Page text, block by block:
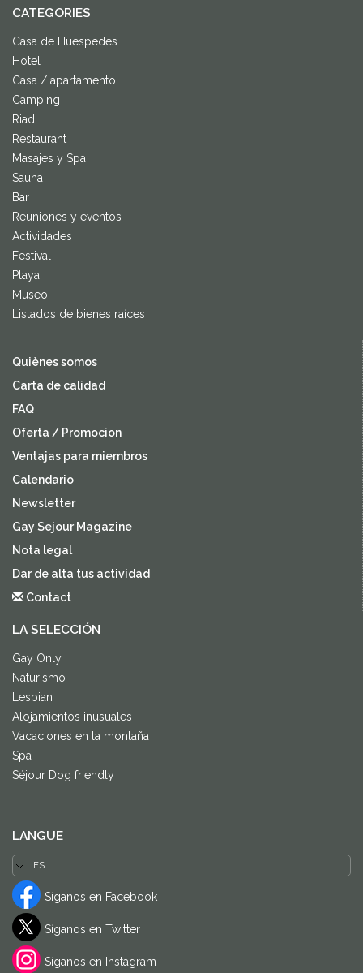
CATEGORIES
Casa de Huespedes
Hotel
Casa / apartamento
Camping
Riad
Restaurant
Masajes y Spa
Sauna
Bar
Reuniones y eventos
Actividades
Festival
Playa
Museo
Listados de bienes raíces
Quiènes somos
Carta de calidad
FAQ
Oferta / Promocion
Ventajas para miembros
Calendario
Newsletter
Gay Sejour Magazine
Nota legal
Dar de alta tus actividad
Contact
LA SELECCIÓN
Gay Only
Naturismo
Lesbian
Alojamientos inusuales
Vacaciones en la montaña
Spa
Séjour Dog friendly
LANGUE
Síganos en Facebook
Síganos en Twitter
Síganos en Instagram